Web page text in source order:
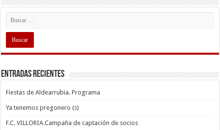
Entradas recientes
Fiestas de Aldearrubia. Programa
Ya tenemos pregonero (s)
F.C. VILLORIA.Campaña de captación de socios